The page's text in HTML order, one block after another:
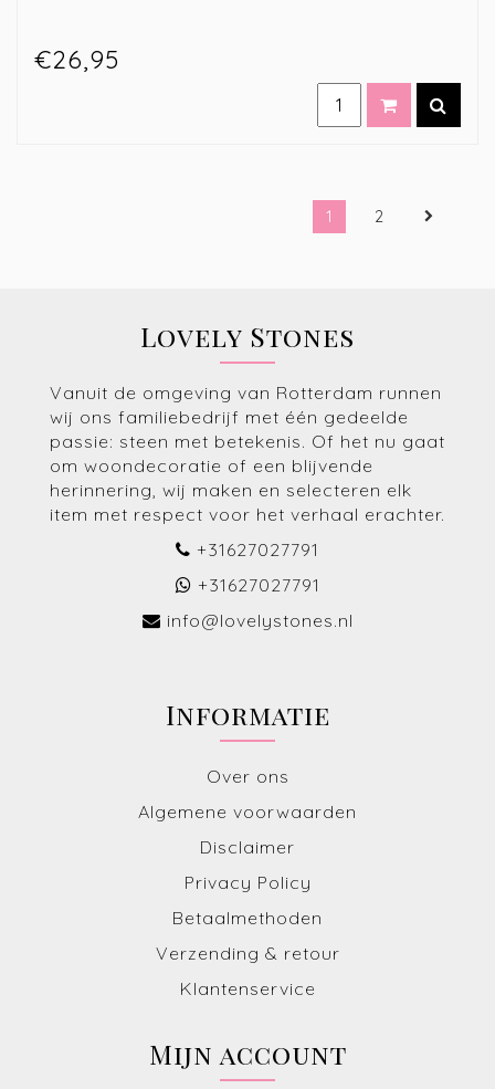
€26,95
1 2
Lovely Stones
Vanuit de omgeving van Rotterdam runnen
wij ons familiebedrijf met één gedeelde
passie: steen met betekenis. Of het nu gaat
om woondecoratie of een blijvende
herinnering, wij maken en selecteren elk
item met respect voor het verhaal erachter.
+31627027791
+31627027791
info@lovelystones.nl
Informatie
Over ons
Algemene voorwaarden
Disclaimer
Privacy Policy
Betaalmethoden
Verzending & retour
Klantenservice
Mijn account